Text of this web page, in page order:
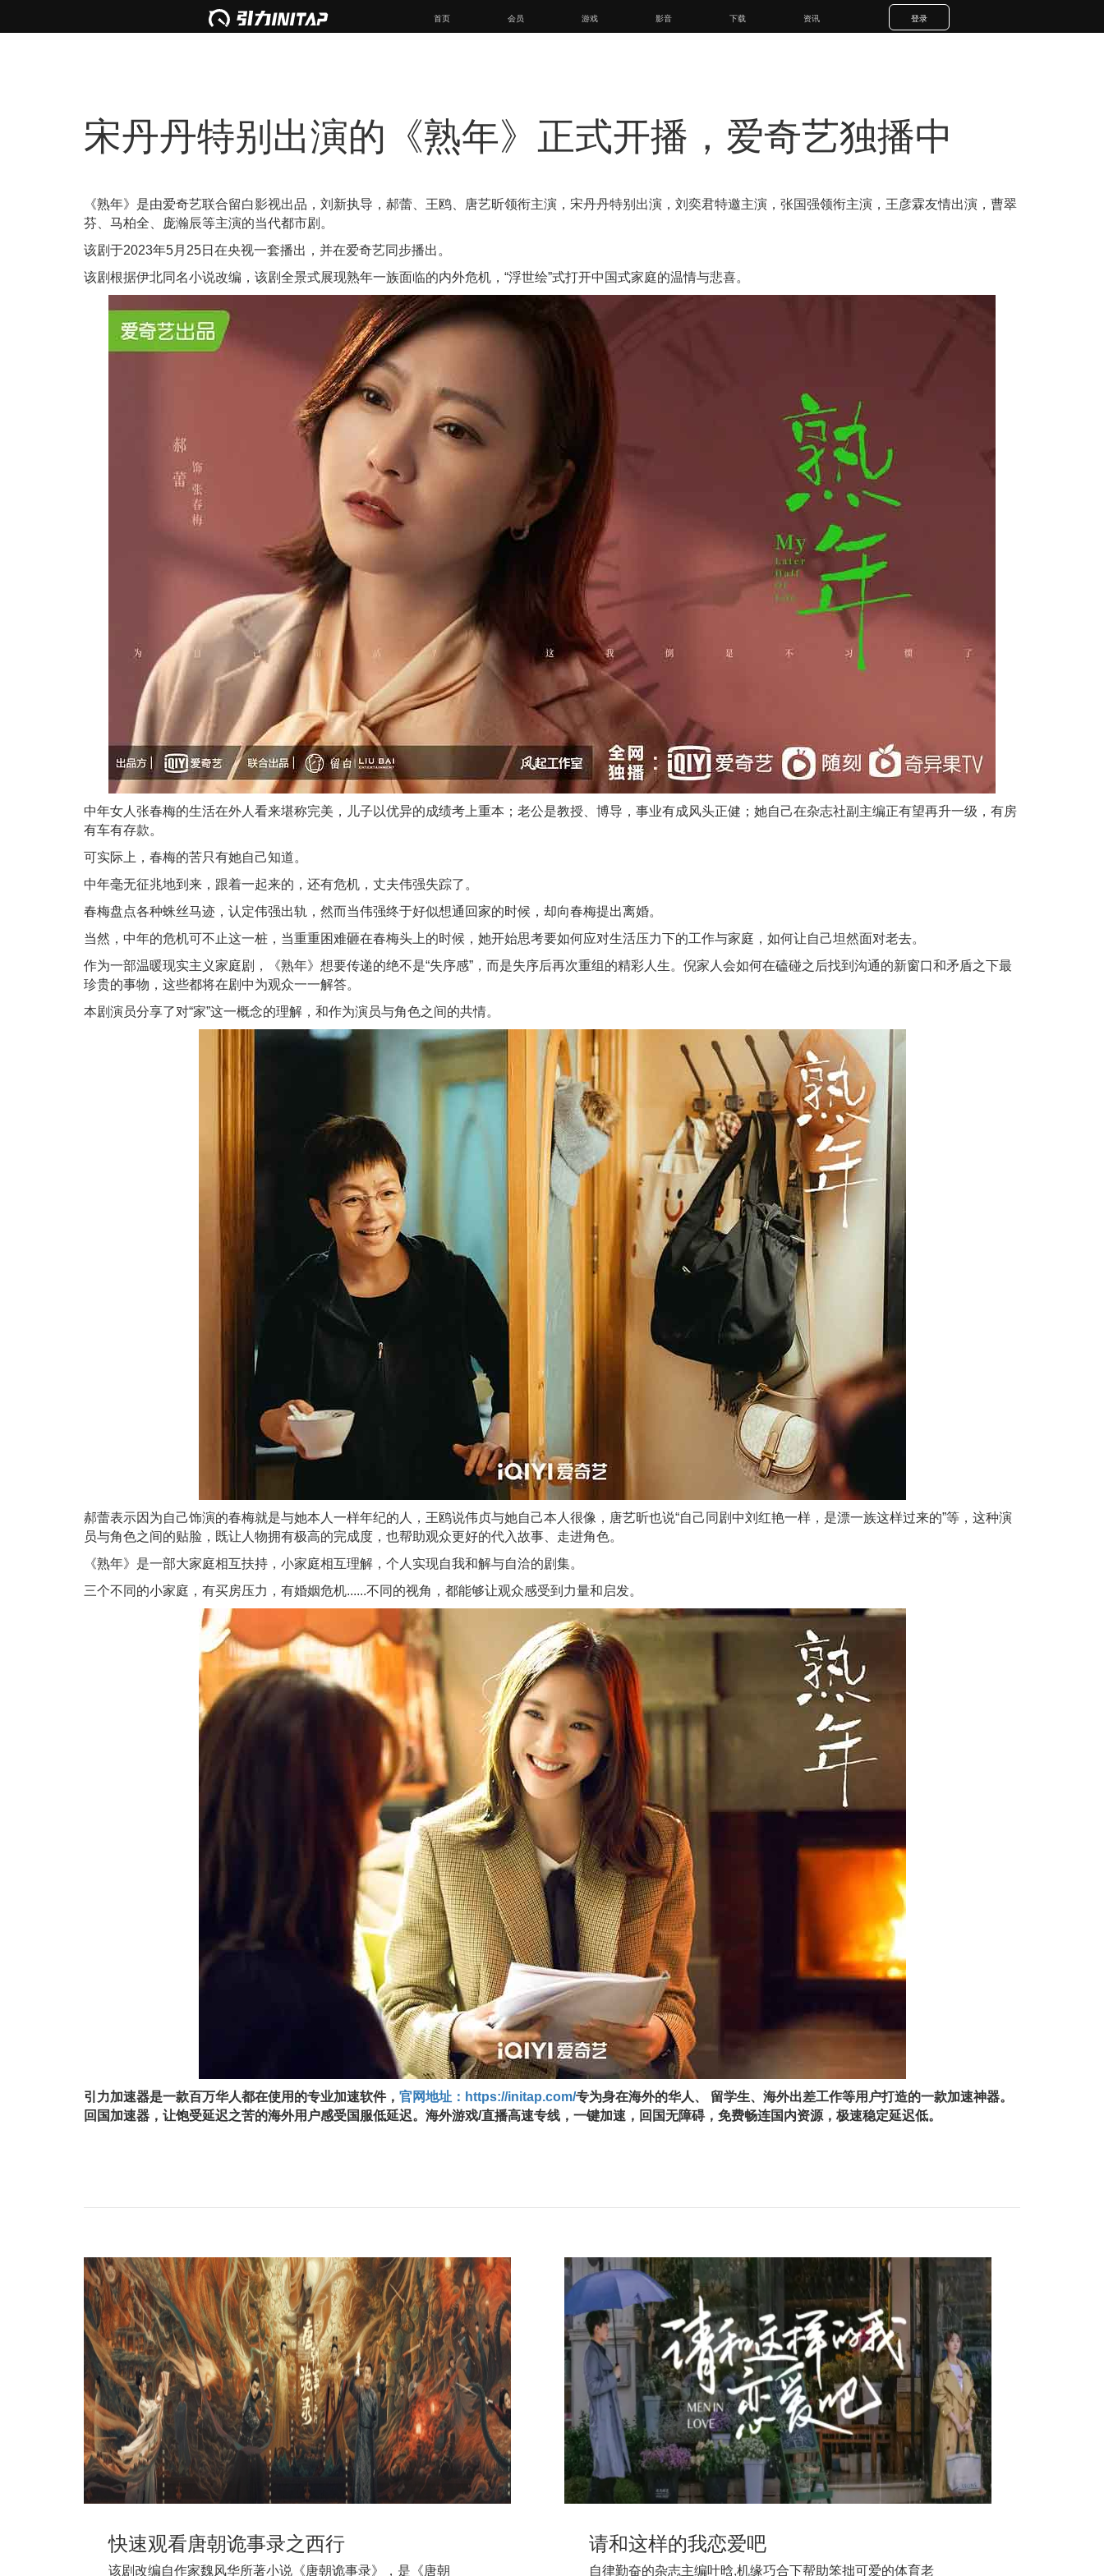
首页 会员 游戏 影音 下载 资讯 登录
宋丹丹特别出演的《熟年》正式开播，爱奇艺独播中
《熟年》是由爱奇艺联合留白影视出品，刘新执导，郝蕾、王鸥、唐艺昕领衔主演，宋丹丹特别出演，刘奕君特邀主演，张国强领衔主演，王彦霖友情出演，曹翠
芬、马柏全、庞瀚辰等主演的当代都市剧。
该剧于2023年5月25日在央视一套播出，并在爱奇艺同步播出。
该剧根据伊北同名小说改编，该剧全景式展现熟年一族面临的内外危机，“浮世绘”式打开中国式家庭的温情与悲喜。
中年女人张春梅的生活在外人看来堪称完美，儿子以优异的成绩考上重本；老公是教授、博导，事业有成风头正健；她自己在杂志社副主编正有望再升一级，有房
有车有存款。
可实际上，春梅的苦只有她自己知道。
中年毫无征兆地到来，跟着一起来的，还有危机，丈夫伟强失踪了。
春梅盘点各种蛛丝马迹，认定伟强出轨，然而当伟强终于好似想通回家的时候，却向春梅提出离婚。
当然，中年的危机可不止这一桩，当重重困难砸在春梅头上的时候，她开始思考要如何应对生活压力下的工作与家庭，如何让自己坦然面对老去。
作为一部温暖现实主义家庭剧，《熟年》想要传递的绝不是“失序感”，而是失序后再次重组的精彩人生。倪家人会如何在磕碰之后找到沟通的新窗口和矛盾之下最
珍贵的事物，这些都将在剧中为观众一一解答。
本剧演员分享了对“家”这一概念的理解，和作为演员与角色之间的共情。
郝蕾表示因为自己饰演的春梅就是与她本人一样年纪的人，王鸥说伟贞与她自己本人很像，唐艺昕也说“自己同剧中刘红艳一样，是漂一族这样过来的”等，这种演
员与角色之间的贴脸，既让人物拥有极高的完成度，也帮助观众更好的代入故事、走进角色。
《熟年》是一部大家庭相互扶持，小家庭相互理解，个人实现自我和解与自洽的剧集。
三个不同的小家庭，有买房压力，有婚姻危机......不同的视角，都能够让观众感受到力量和启发。
引力加速器是⼀款百万华⼈都在使⽤的专业加速软件， 官网地址：https://initap.com/专为身在海外的华⼈、 留学⽣、海外出差⼯作等⽤户打造的⼀款加速神器。
回国加速器，让饱受延迟之苦的海外用户感受国服低延迟。海外游戏/直播⾼速专线，⼀键加速，回国⽆障碍，免费畅连国内资源，极速稳定延迟低。
快速观看唐朝诡事录之西行
该剧改编自作家魏风华所著小说《唐朝诡事录》，是《唐朝
请和这样的我恋爱吧
自律勤奋的杂志主编叶晗,机缘巧合下帮助笨拙可爱的体育老